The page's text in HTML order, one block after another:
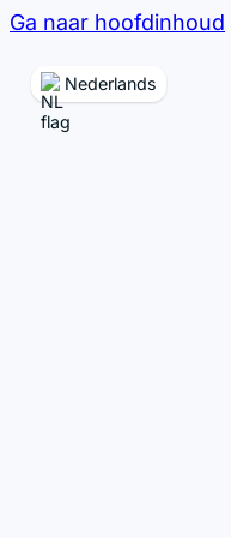
Ga naar hoofdinhoud
Nederlands